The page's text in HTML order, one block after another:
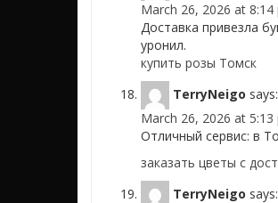
March 26, 2026 at 8:14
Доставка привезла
уронил.
купить розы Томск
TerryNeigo says:
March 26, 2026 at 5:13
Отличный сервис: в
заказать цветы с
TerryNeigo says: